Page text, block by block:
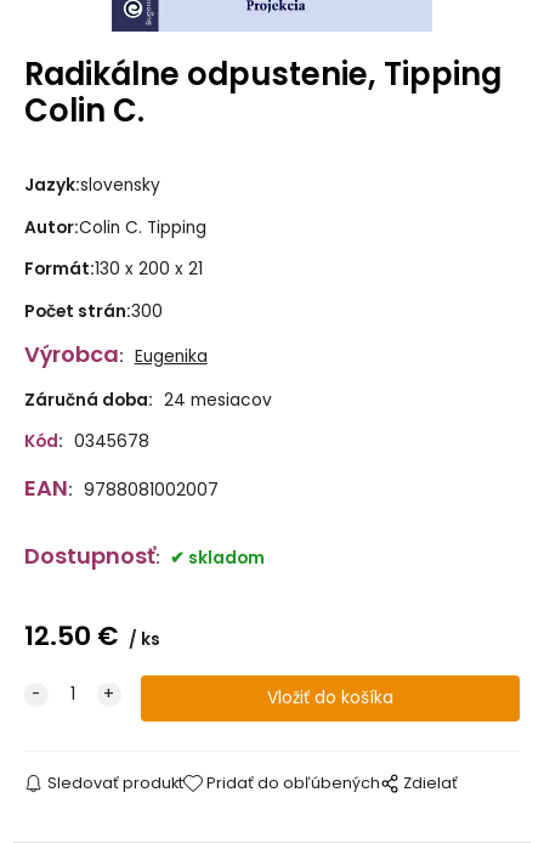
Radikálne odpustenie, Tipping
Colin C.
Jazyk:slovensky
Autor:Colin C. Tipping
Formát:130 x 200 x 21
Počet strán:300
Výrobca: Eugenika
Záručná doba: 24 mesiacov
Kód: 0345678
EAN: 9788081002007
Dostupnosť: skladom
12.50 € ks
Sledovať produkt Pridať do obľúbených Zdielať